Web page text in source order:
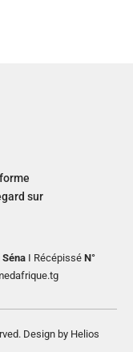
sur
SénaI RécépisséN°
Design by Helios